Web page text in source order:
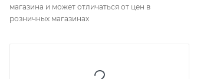
магазина и может отличаться от цен в
розничных магазинах